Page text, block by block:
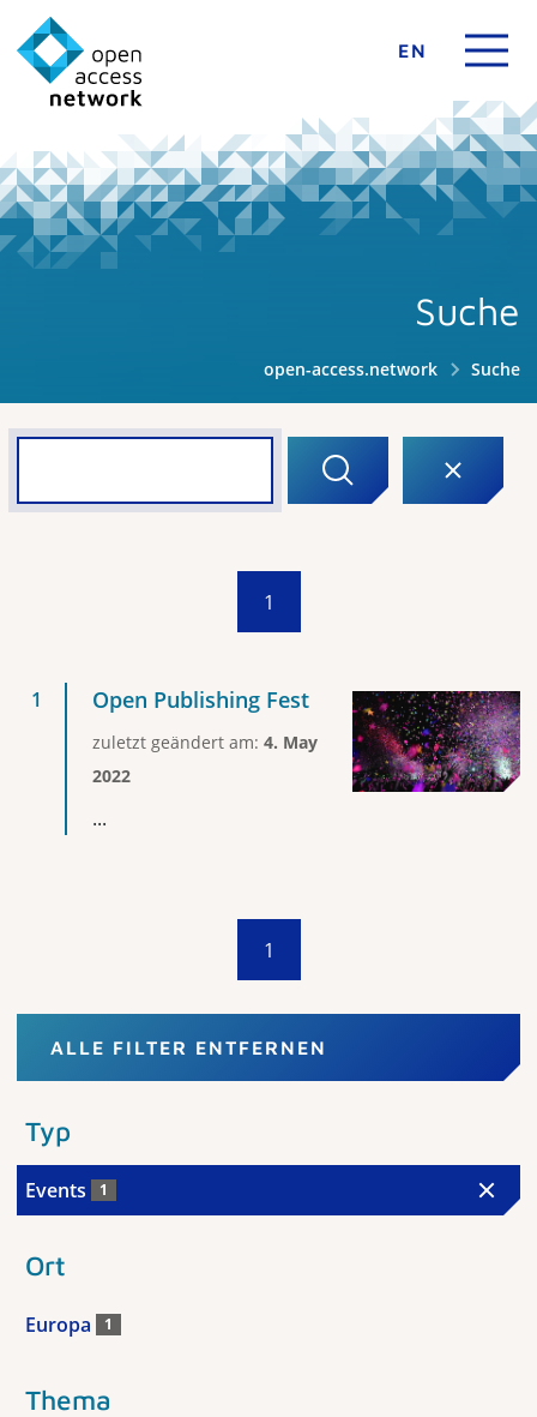
EN
Suche
open-access.network Suche
1
Open Publishing Fest
zuletzt geändert am: 4. May
2022
...
1
ALLE FILTER ENTFERNEN
Typ
Events 1
Ort
Europa 1
Thema